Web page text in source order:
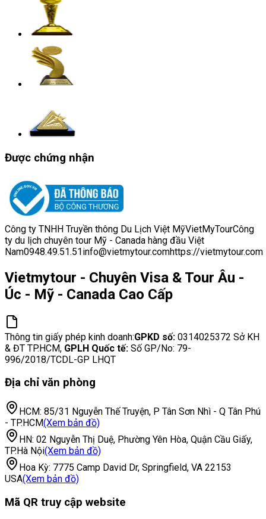
Được chứng nhận
Công ty TNHH Truyền thông Du Lịch Việt MỹVietMyTourCông
ty du lịch chuyên tour Mỹ - Canada hàng đầu Việt
Nam0948.49.51.51info@vietmytour.comhttps://vietmytour.com
Vietmytour - Chuyên Visa & Tour Âu -
Úc - Mỹ - Canada Cao Cấp
Thông tin giấy phép kinh doanh:GPKD số: 0314025372 Sở KH
& ĐT TP.HCM, GPLH Quốc tế: Số GP/No: 79-
996/2018/TCDL-GP LHQT
Địa chỉ văn phòng
HCM: 85/31 Nguyễn Thế Truyện, P Tân Sơn Nhì - Q Tân Phú
- TP.HCM(Xem bản đồ)
HN: 02 Nguyễn Thị Duệ, Phường Yên Hòa, Quận Cầu Giấy,
TP.Hà Nội(Xem bản đồ)
Hoa Kỳ: 7775 Camp David Dr, Springfield, VA 22153
USA(Xem bản đồ)
Mã QR truy cập website